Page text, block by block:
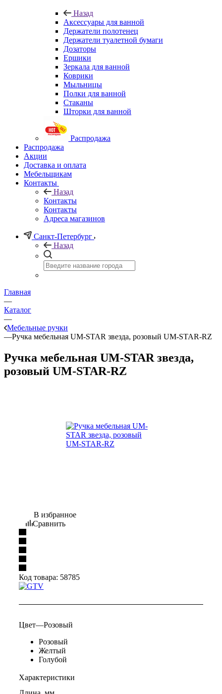
Назад
Аксессуары для ванной
Держатели полотенец
Держатели туалетной бумаги
Дозаторы
Ершики
Зеркала для ванной
Коврики
Мыльницы
Полки для ванной
Стаканы
Шторки для ванной
Распродажа
Распродажа
Акции
Доставка и оплата
Мебельщикам
Контакты
Назад
Контакты
Контакты
Адреса магазинов
Санкт-Петербург
Назад
Главная
—
Каталог
—
Мебельные ручки
—Ручка мебельная UM-STAR звезда, розовый UM-STAR-RZ
Ручка мебельная UM-STAR звезда,
розовый UM-STAR-RZ
В избранное
Сравнить
Код товара: 58785
Цвет—Розовый
Розовый
Желтый
Голубой
Характеристики